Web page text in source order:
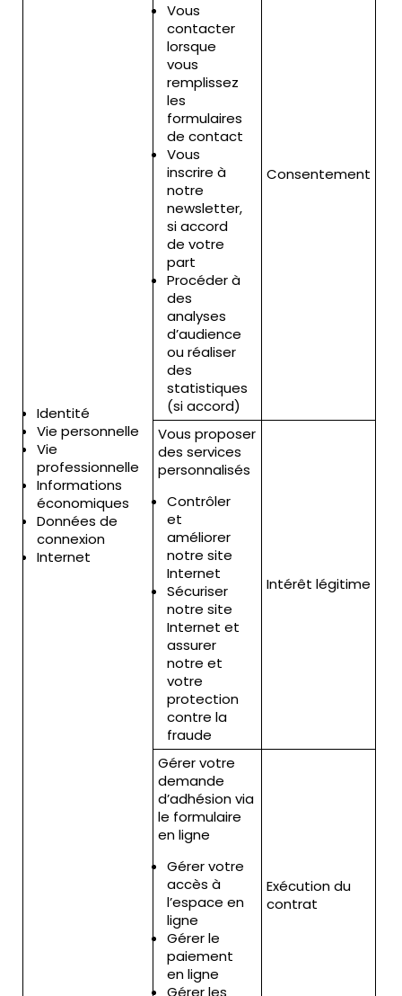
Identité
Vie personnelle
Vie
professionnelle
Informations
économiques
Données de
connexion
Internet
Vous
contacter
lorsque
vous
remplissez
les
formulaires
de contact
Vous
inscrire à
notre
newsletter,
si accord
de votre
part
Procéder à
des
analyses
d’audience
ou réaliser
des
statistiques
(si accord)
Consentement
Vous proposer
des services
personnalisés
Contrôler
et
améliorer
notre site
Internet
Sécuriser
notre site
Internet et
assurer
notre et
votre
protection
contre la
fraude
Intérêt légitime
Gérer votre
demande
d’adhésion via
le formulaire
en ligne
Gérer votre
accès à
l’espace en
ligne
Gérer le
paiement
en ligne
Gérer les
Exécution du
contrat